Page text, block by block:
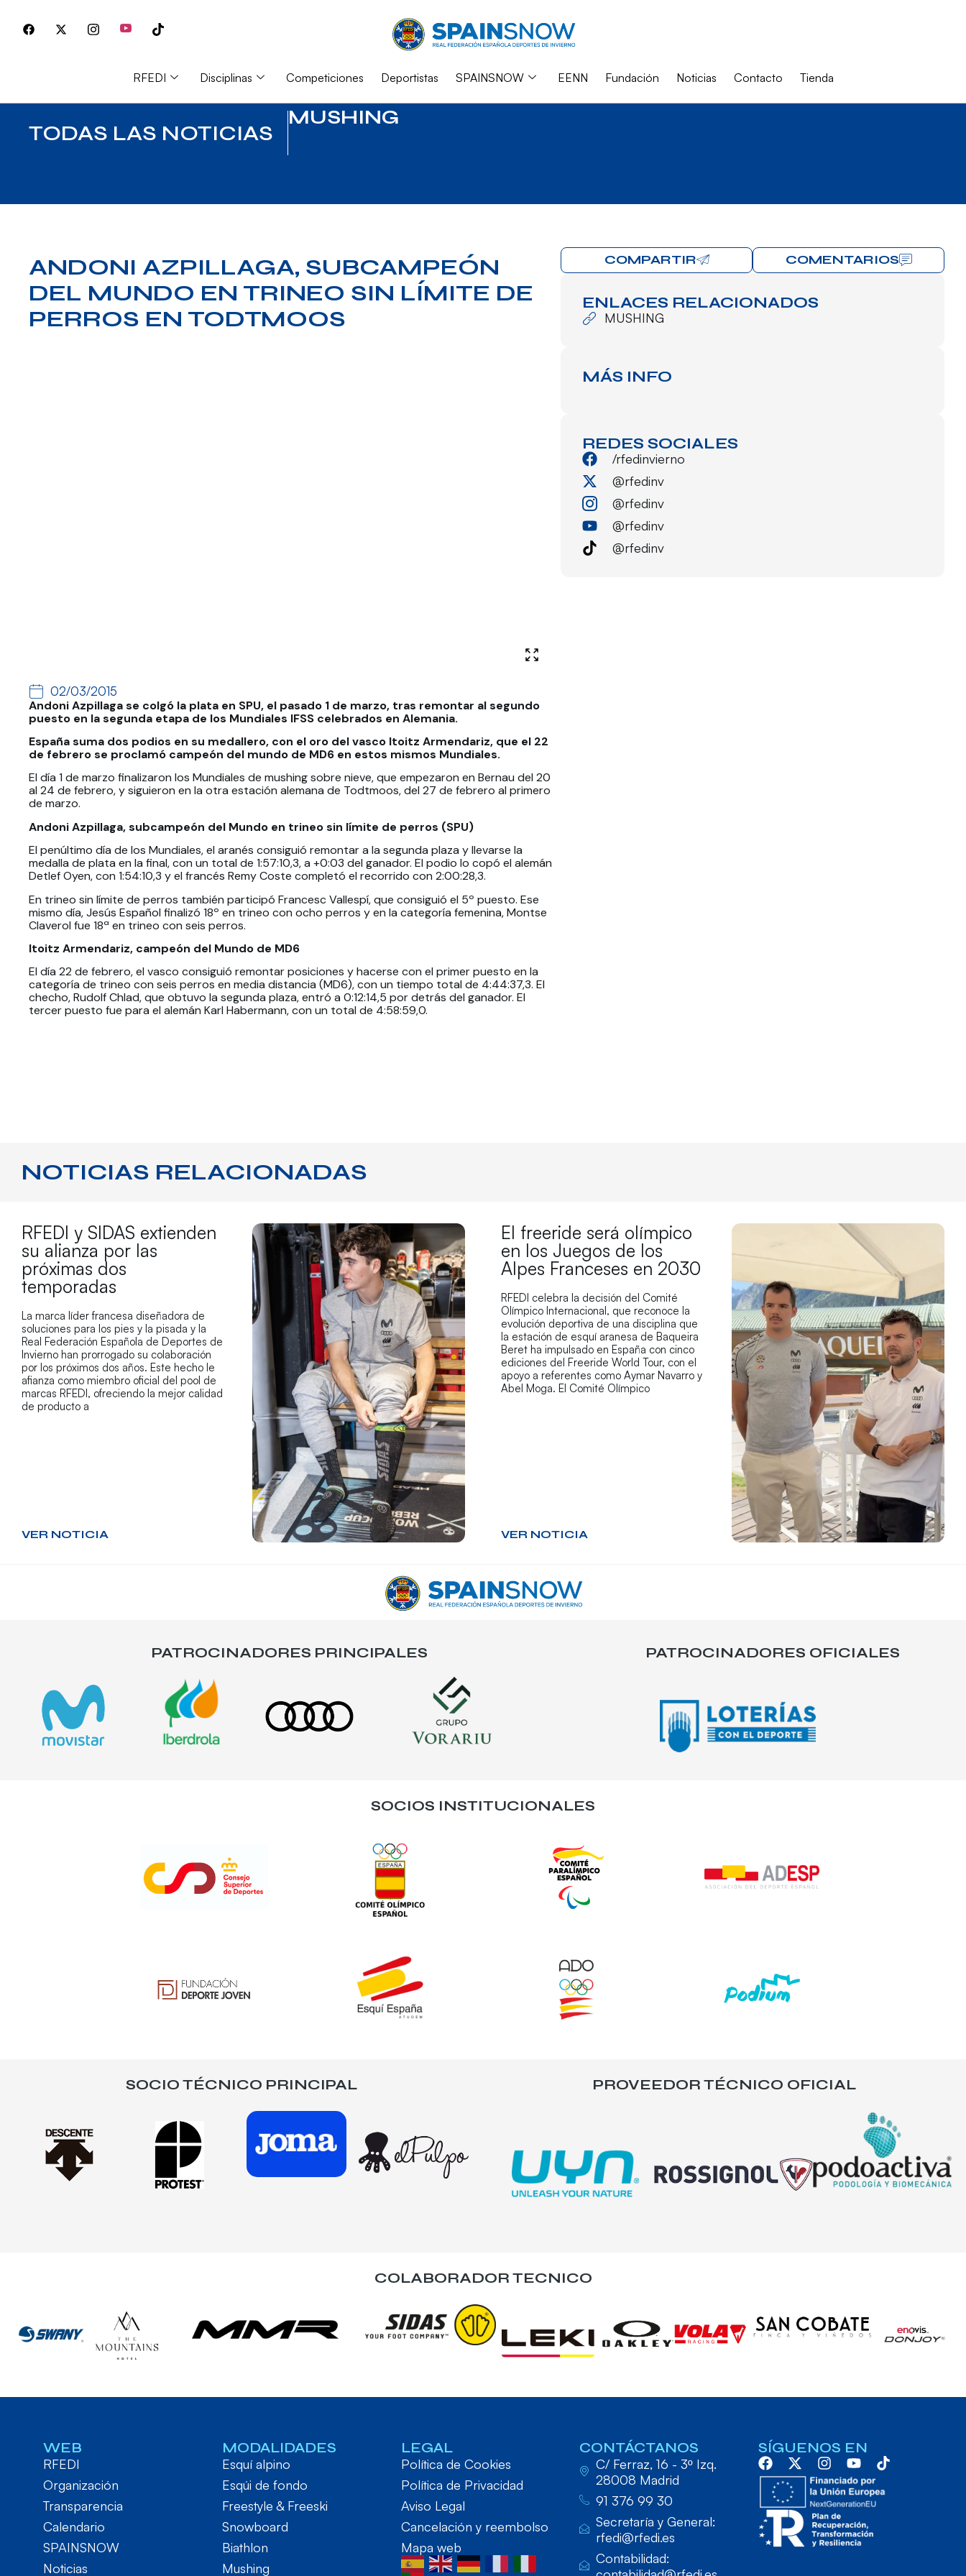
RFEDI Disciplinas Competiciones Deportistas SPAINSNOW EENN Fundación Noticias Contacto Tienda
TODAS LAS NOTICIAS
MUSHING
ANDONI AZPILLAGA, SUBCAMPEÓN
DEL MUNDO EN TRINEO SIN LÍMITE DE
PERROS EN TODTMOOS
02/03/2015
Andoni Azpillaga se colgó la plata en SPU, el pasado 1 de marzo, tras remontar al segundo
puesto en la segunda etapa de los Mundiales IFSS celebrados en Alemania.
España suma dos podios en su medallero, con el oro del vasco Itoitz Armendariz, que el 22
de febrero se proclamó campeón del mundo de MD6 en estos mismos Mundiales.
El día 1 de marzo finalizaron los Mundiales de mushing sobre nieve, que empezaron en Bernau del 20
al 24 de febrero, y siguieron en la otra estación alemana de Todtmoos, del 27 de febrero al primero
de marzo.
Andoni Azpillaga, subcampeón del Mundo en trineo sin límite de perros (SPU)
El penúltimo día de los Mundiales, el aranés consiguió remontar a la segunda plaza y llevarse la
medalla de plata en la final, con un total de 1:57:10,3, a +0:03 del ganador. El podio lo copó el alemán
Detlef Oyen, con 1:54:10,3 y el francés Remy Coste completó el recorrido con 2:00:28,3.
En trineo sin límite de perros también participó Francesc Vallespí, que consiguió el 5º puesto. Ese
mismo día, Jesús Español finalizó 18º en trineo con ocho perros y en la categoría femenina, Montse
Claverol fue 18ª en trineo con seis perros.
Itoitz Armendariz, campeón del Mundo de MD6
El día 22 de febrero, el vasco consiguió remontar posiciones y hacerse con el primer puesto en la
categoría de trineo con seis perros en media distancia (MD6), con un tiempo total de 4:44:37,3. El
checho, Rudolf Chlad, que obtuvo la segunda plaza, entró a 0:12:14,5 por detrás del ganador. El
tercer puesto fue para el alemán Karl Habermann, con un total de 4:58:59,0.
COMPARTIR COMENTARIOS
ENLACES RELACIONADOS
MUSHING
MÁS INFO
REDES SOCIALES
/rfedinvierno
@rfedinv
@rfedinv
@rfedinv
@rfedinv
NOTICIAS RELACIONADAS
RFEDI y SIDAS extienden
su alianza por las
próximas dos
temporadas
La marca líder francesa diseñadora de
soluciones para los pies y la pisada y la
Real Federación Española de Deportes de
Invierno han prorrogado su colaboración
por los próximos dos años. Este hecho le
afianza como miembro oficial del pool de
marcas RFEDI, ofreciendo la mejor calidad
de producto a
VER NOTICIA
El freeride será olímpico
en los Juegos de los
Alpes Franceses en 2030
RFEDI celebra la decisión del Comité
Olímpico Internacional, que reconoce la
evolución deportiva de una disciplina que
la estación de esquí aranesa de Baqueira
Beret ha impulsado en España con cinco
ediciones del Freeride World Tour, con el
apoyo a referentes como Aymar Navarro y
Abel Moga. El Comité Olímpico
VER NOTICIA
PATROCINADORES PRINCIPALES PATROCINADORES OFICIALES
SOCIOS INSTITUCIONALES
SOCIO TÉCNICO PRINCIPAL PROVEEDOR TÉCNICO OFICIAL
COLABORADOR TECNICO
WEB
RFEDI
Organización
Transparencia
Calendario
SPAINSNOW
Noticias
MODALIDADES
Esquí alpino
Esqúi de fondo
Freestyle & Freeski
Snowboard
Biathlon
Mushing
LEGAL
Política de Cookies
Política de Privacidad
Aviso Legal
Cancelación y reembolso
Mapa web
CONTÁCTANOS
C/ Ferraz, 16 - 3º Izq.
28008 Madrid
91 376 99 30
Secretaría y General:
rfedi@rfedi.es
Contabilidad:
SÍGUENOS EN